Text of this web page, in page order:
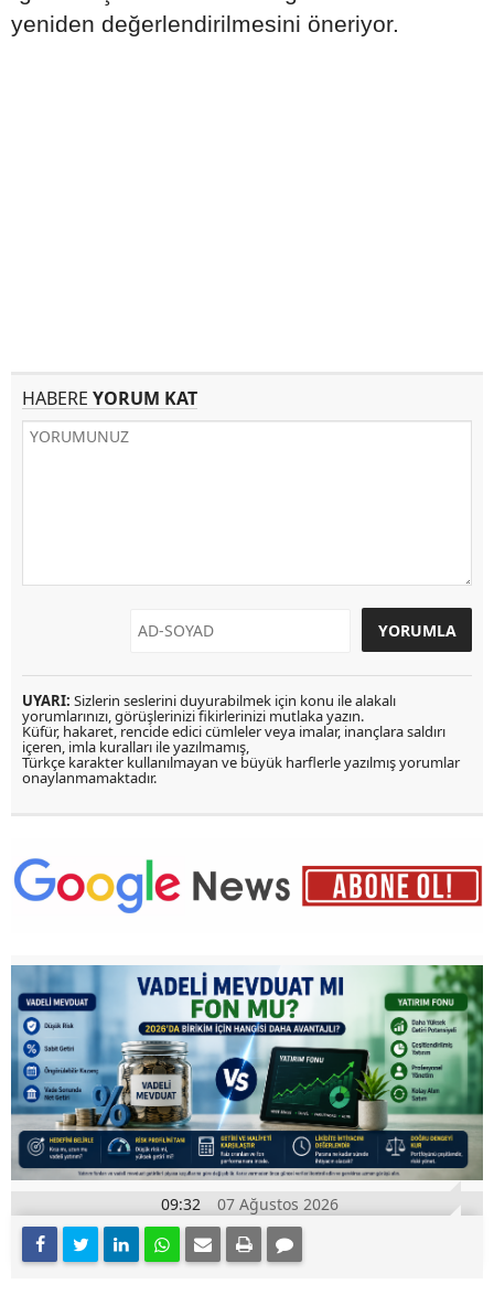
yeniden değerlendirilmesini öneriyor.
HABERE YORUM KAT
UYARI: Sizlerin seslerini duyurabilmek için konu ile alakalı
yorumlarınızı, görüşlerinizi fikirlerinizi mutlaka yazın.
Küfür, hakaret, rencide edici cümleler veya imalar, inançlara saldırı
içeren, imla kuralları ile yazılmamış,
Türkçe karakter kullanılmayan ve büyük harflerle yazılmış yorumlar
onaylanmamaktadır.
09:32 07 Ağustos 2026